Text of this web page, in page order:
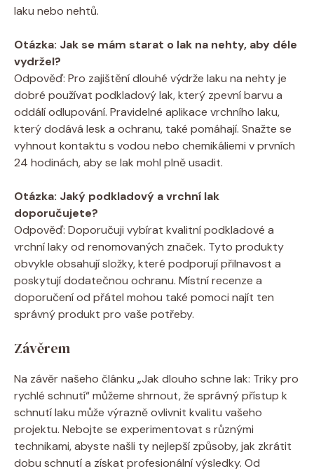
laku nebo nehtů.
Otázka: Jak se mám starat o lak na nehty, aby déle
vydržel?
Odpověď: Pro zajištění dlouhé výdrže laku na nehty je
dobré používat podkladový lak, který zpevní barvu a
oddálí odlupování. Pravidelné aplikace vrchního laku,
který dodává lesk a ochranu, také pomáhají. Snažte se
vyhnout kontaktu s vodou nebo chemikáliemi v prvních
24 hodinách, aby se lak mohl plně usadit.
Otázka: Jaký podkladový a vrchní lak
doporučujete?
Odpověď: Doporučuji vybírat kvalitní podkladové a
vrchní laky od renomovaných značek. Tyto produkty
obvykle obsahují složky, které podporují přilnavost a
poskytují dodatečnou ochranu. Místní recenze a
doporučení od přátel mohou také pomoci najít ten
správný produkt pro vaše potřeby.
Závěrem
Na závěr našeho článku „Jak dlouho schne lak: Triky pro
rychlé schnutí“ můžeme shrnout, že správný přístup k
schnutí laku může výrazně ovlivnit kvalitu vašeho
projektu. Nebojte se experimentovat s různými
technikami, abyste našli ty nejlepší způsoby, jak zkrátit
dobu schnutí a získat profesionální výsledky. Od